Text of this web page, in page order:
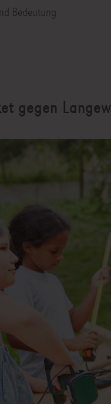
Bedeutung
gegen